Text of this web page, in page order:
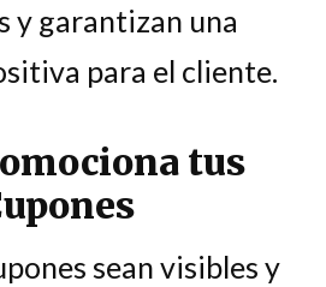
y garantizan una
para el cliente.
tus
sean visibles y